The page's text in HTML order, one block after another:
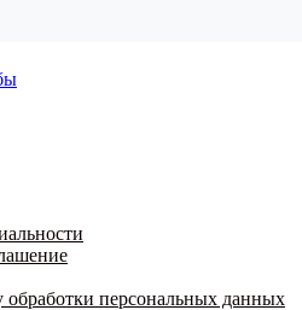
обработки персональных данных